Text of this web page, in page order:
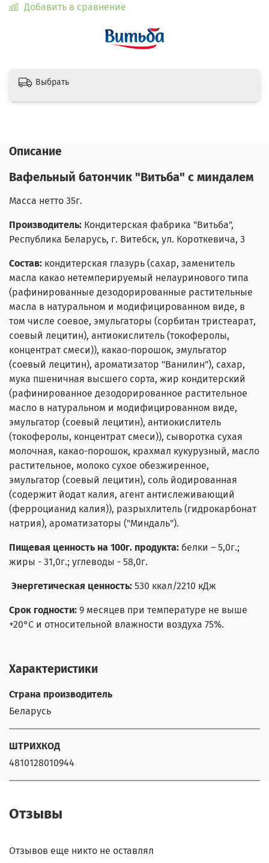
Добавить в сравнение
Выбрать
Описание
Вафельный батончик "Витьба" с миндалем
Масса нетто 35г.
Производитель: Кондитерская фабрика "Витьба",
Республика Беларусь, г. Витебск, ул. Короткевича, 3
Состав: кондитерская глазурь (сахар, заменитель
масла какао нетемперируемый нелауринового типа
(рафинированные дезодорированные растительные
масла в натуральном и модифицированном виде, в
том числе соевое, эмульгаторы (сорбитан тристеарат,
соевый лецитин), антиокислитель (токоферолы,
концентрат смеси)), какао-порошок, эмульгатор
(соевый лецитин), ароматизатор "Ванилин"), сахар,
мука пшеничная высшего сорта, жир кондитерский
(рафинированное дезодорированное растительное
масло в натуральном и модифицированном виде,
эмульгатор (соевый лецитин), антиокислитель
(токоферолы, концентрат смеси)), сыворотка сухая
молочная, какао-порошок, крахмал кукурузный, масло
растительное, молоко сухое обезжиренное,
эмульгатор (соевый лецитин), соль йодированная
(содержит йодат калия, агент антислеживающий
(ферроцианид калия)), разрыхлитель (гидрокарбонат
натрия), ароматизаторы ("Миндаль").
Пищевая ценность на 100г. продукта: белки – 5,0г.;
жиры - 31,0г.; углеводы - 58,0г.
Энергетическая ценность: 530 ккал/2210 кДж
Срок годности: 9 месяцев при температуре не выше
+20°С и относительной влажности воздуха 75%.
Характеристики
Страна производитель
Беларусь
ШТРИХКОД
4810128010944
Отзывы
Отзывов еще никто не оставлял